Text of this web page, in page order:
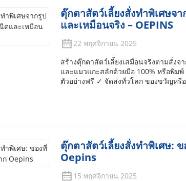
ตุ๊กตาสัตว์เลี้ยงสั่งทำพิเศษ
และเหมือนจริง – OEPINS
22 พฤศจิกายน 2025
สร้างตุ๊กตาสัตว์เลี้ยงเสมือนจริงตามสั่ง
และแมวแกะสลักด้วยมือ 100% หรือพิม
ตัวอย่างฟรี ✓ จัดส่งทั่วโลก ของขวัญห
ตุ๊กตาสัตว์เลี้ยงสั่งทำพิเศษ:
Oepins
15 พฤศจิกายน 2025